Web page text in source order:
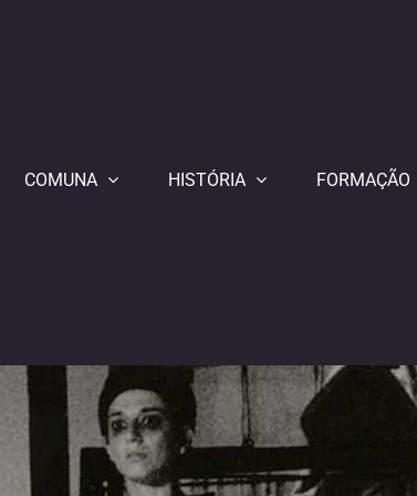
COMUNA HISTÓRIA FORMAÇÃO